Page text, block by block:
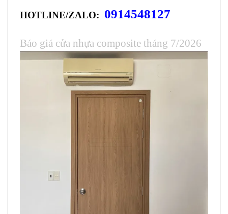
HOTLINE/ZALO: 0914548127
Báo giá cửa nhựa composite tháng 7/2026